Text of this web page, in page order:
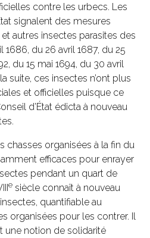
contre les urbecs. Les
signalent des mesures
autres insectes parasites des
1686, du 26 avril 1687, du 25
du 15 mai 1694, du 30 avril
suite, ces insectes n’ont plus
et officielles puisque ce
d’État édicta à nouveau
chasses organisées à la fin du
efficaces pour enrayer
pendant un quart de
e siècle connaît à nouveau
quantifiable au
organisées pour les contrer. Il
une notion de solidarité